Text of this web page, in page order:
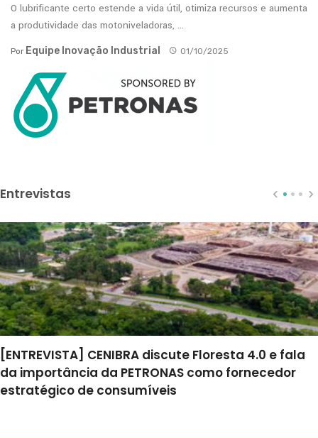
O lubrificante certo estende a vida útil, otimiza recursos e aumenta
a produtividade das motoniveladoras, ...
Por Equipe Inovação Industrial 01/10/2025
Entrevistas
[ENTREVISTA] CENIBRA discute Floresta 4.0 e fala
da importância da PETRONAS como fornecedor
estratégico de consumíveis